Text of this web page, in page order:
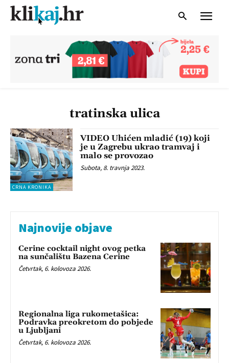
tratinska ulica
CRNA KRONIKA
VIDEO Uhićen mladić (19) koji
je u Zagrebu ukrao tramvaj i
malo se provozao
Subota, 8. travnja 2023.
Najnovije objave
Cerine cocktail night ovog petka
na sunčalištu Bazena Cerine
Četvrtak, 6. kolovoza 2026.
Regionalna liga rukometašica:
Podravka preokretom do pobjede
u Ljubljani
Četvrtak, 6. kolovoza 2026.